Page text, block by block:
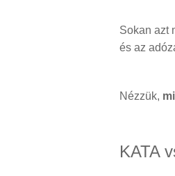
Sokan azt
és az
Nézzük,
KATA